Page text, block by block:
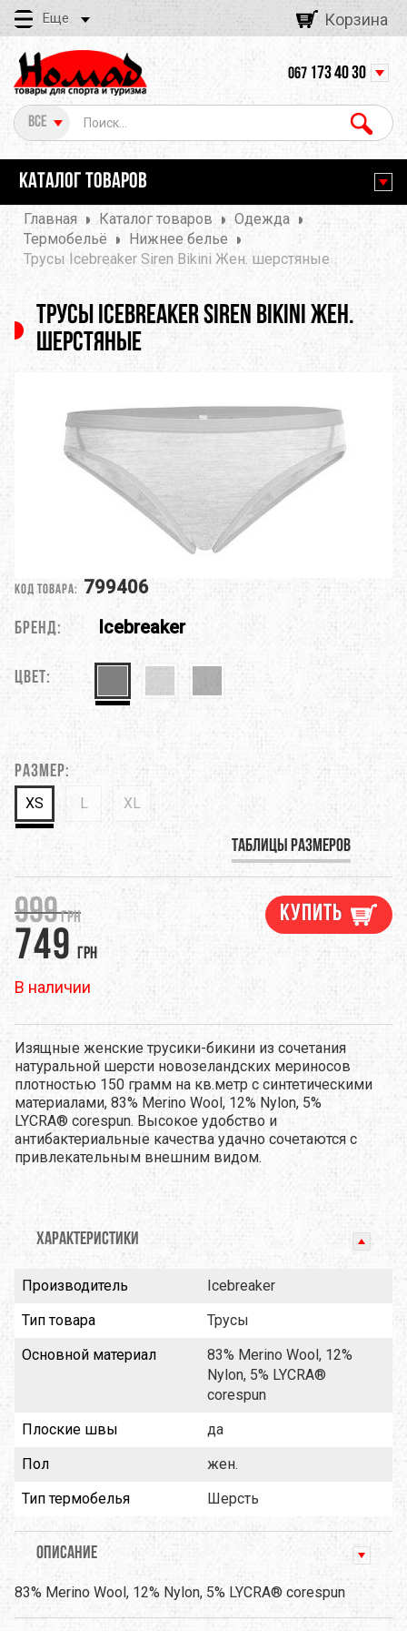
Еще Корзина
Все
067 173 40 30
КАТАЛОГ ТОВАРОВ
Главная Каталог товаров
Одежда
Термобельё
Нижнее белье
Трусы Icebreaker Siren Bikini Жен. шерстяные
Трусы Icebreaker Siren Bikini Жен.
шерстяные
Код товара: 799406
Бренд: Icebreaker
Цвет:
Размер:
XS L XL
Таблицы размеров
999грн
749 грн
В наличии
Купить
Изящные женские трусики-бикини из сочетания
натуральной шерсти новозеландских мериносов
плотностью 150 грамм на кв.метр с синтетическими
материалами, 83% Merino Wool, 12% Nylon, 5%
LYCRA® corespun. Высокое удобство и
антибактериальные качества удачно сочетаются с
привлекательным внешним видом.
ХАРАКТЕРИСТИКИ
Производитель
Icebreaker
Тип товара
Трусы
Основной материал
83% Merino Wool, 12%
Nylon, 5% LYCRA®
corespun
Плоские швы
да
Пол
жен.
Тип термобелья
Шерсть
ОПИСАНИЕ
83% Merino Wool, 12% Nylon, 5% LYCRA® corespun